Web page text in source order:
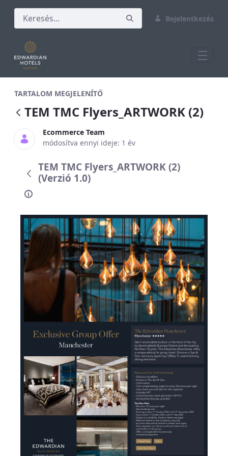
Bejelentkezés
TARTALOM MEGJELENÍTŐ
TEM TMC Flyers_ARTWORK (2)
Ecommerce Team
módosítva ennyi ideje: 1 év
TEM TMC Flyers_ARTWORK (2)
(Verzió 1.0)